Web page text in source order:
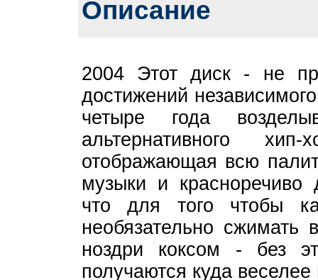
Описание
2004 Этот диск - не
достижений
четыре года
альтернативного
отображающая всю
музыки и красноречиво
что для того чтобы
необязательно сжимать
ноздри коксом - без
получаются куда